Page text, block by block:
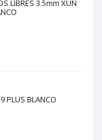
LIBRES 3.5mm XUN
PLUS BLANCO